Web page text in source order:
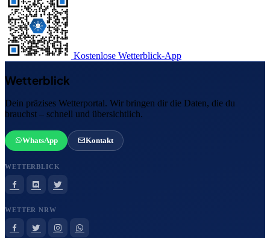
Kostenlose Wetterblick-App
Wetterblick
Dein präzises Wetterportal. Wir bringen dir die Daten, die du
brauchst – schnell und übersichtlich.
WhatsApp Kontakt
WETTERBLICK
WETTER NRW